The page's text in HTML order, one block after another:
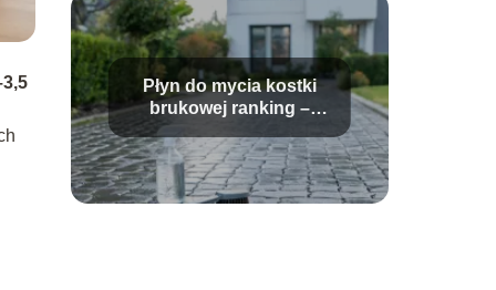
Płyn do mycia kostki
brukowej ranking –
który wybrać?